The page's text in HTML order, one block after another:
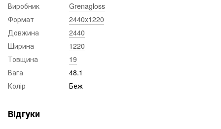
Виробник
Grenagloss
Формат
2440x1220
Довжина
2440
Ширина
1220
Товщина
19
Вага
48.1
Колір
Беж
Відгуки